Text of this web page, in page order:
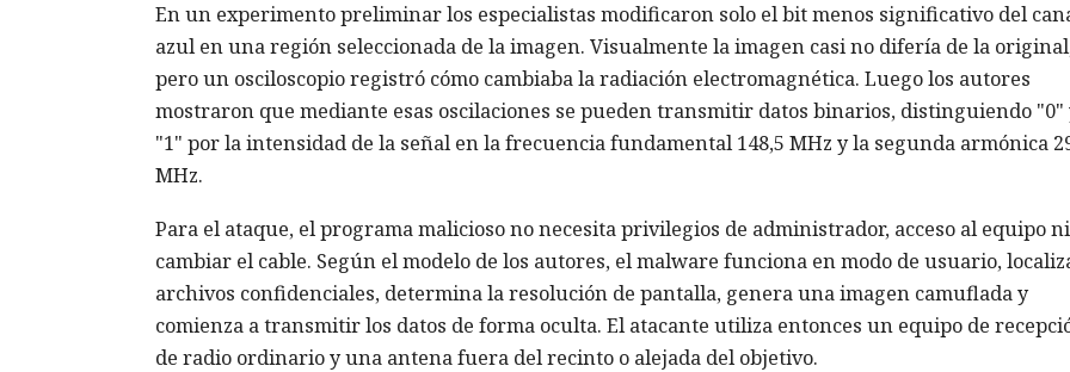
En un experimento preliminar los especialistas modificaron solo el bit menos significativo del
azul en una región seleccionada de la imagen. Visualmente la imagen casi no difería de la
pero un osciloscopio registró cómo cambiaba la radiación electromagnética. Luego los autores
mostraron que mediante esas oscilaciones se pueden transmitir datos binarios, distinguiendo "0"
"1" por la intensidad de la señal en la frecuencia fundamental 148,5 MHz y la segunda armónica
MHz.
Para el ataque, el programa malicioso no necesita privilegios de administrador, acceso al equipo ni
cambiar el cable. Según el modelo de los autores, el malware funciona en modo de usuario,
archivos confidenciales, determina la resolución de pantalla, genera una imagen camuflada y
comienza a transmitir los datos de forma oculta. El atacante utiliza entonces un equipo de
de radio ordinario y una antena fuera del recinto o alejada del objetivo.